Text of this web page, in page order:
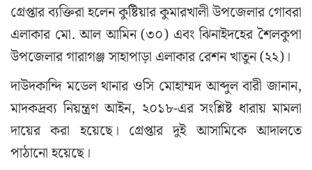
গ্রেপ্তার ব্যক্তিরা হলেন কুষ্টিয়ার কুমারখালী উপজেলার গোবরা
এলাকার মো. আল আমিন (৩০) এবং ঝিনাইদহের শৈলকুপা
উপজেলার গারাগঞ্জ সাহাপাড়া এলাকার রেশন খাতুন (২২)।
দাউদকান্দি মডেল থানার ওসি মোহাম্মদ আব্দুল বারী জানান,
মাদকদ্রব্য নিয়ন্ত্রণ আইন, ২০১৮-এর সংশ্লিষ্ট ধারায় মামলা
দায়ের করা হয়েছে। গ্রেপ্তার দুই আসামিকে আদালতে
পাঠানো হয়েছে।